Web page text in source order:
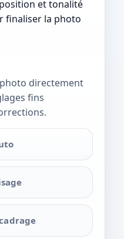
et tonalité
finaliser la photo
directement
fins